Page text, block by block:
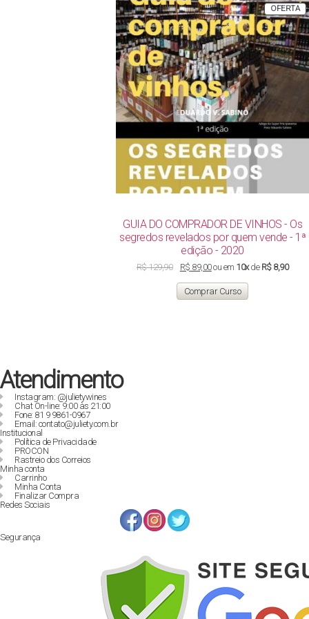
OFERTA
GUIA DO COMPRADOR DE VINHOS - Os
segredos revelados por quem vende - 1ª
edição - 2020
R$129,90
original
era:
R$ 129,90.
R$ 89,00O
atual
é:
R$ 89,00.
ou em 10xde R$ 8,90
Comprar Curso
Atendimento
Instagram: @julietywines
Chat On-line: 9:00 às 21:00
Fone: 81 9 9861-0967
Email: contato@juliety.com.br
Institucional
Política de Privacidade
PROCON
Rastreio dos Correios
Minha conta
Carrinho
Minha Conta
Finalizar Compra
Redes Sociais
Segurança